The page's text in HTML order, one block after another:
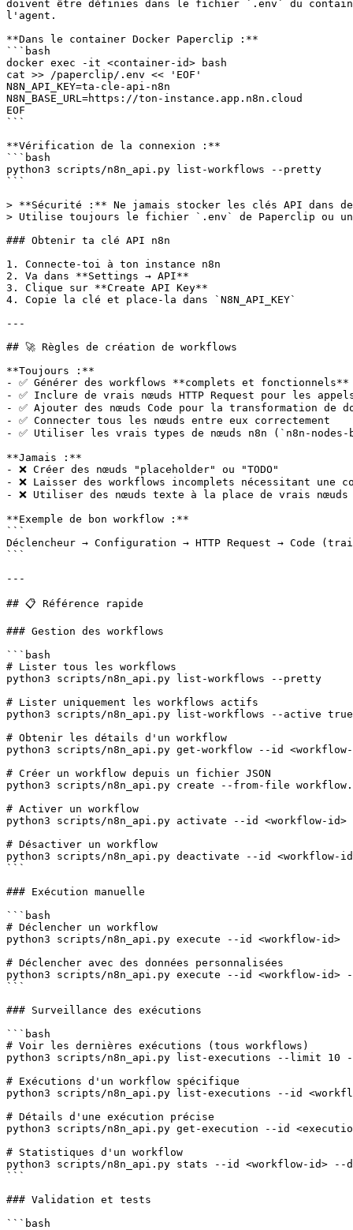
doivent être définies dans le fichier `.env` du
l'agent.
**Dans le container Docker Paperclip :**
```bash
docker exec -it <container-id> bash
cat >> /paperclip/.env << 'EOF'
N8N_API_KEY=ta-cle-api-n8n
N8N_BASE_URL=https://ton-instance.app.n8n.cloud
EOF
```
**Vérification de la connexion :**
```bash
python3 scripts/n8n_api.py list-workflows --pretty
```
> **Sécurité :** Ne jamais stocker les clés API dans
> Utilise toujours le fichier `.env` de Paperclip ou
### Obtenir ta clé API n8n
1. Connecte-toi à ton instance n8n
2. Va dans **Settings → API**
3. Clique sur **Create API Key**
4. Copie la clé et place-la dans `N8N_API_KEY`
---
## 🚀 Règles de création de workflows
**Toujours :**
- ✅ Générer des workflows **complets et
- ✅ Inclure de vrais nœuds HTTP Request pour les
- ✅ Ajouter des nœuds Code pour la transformation de
- ✅ Connecter tous les nœuds entre eux correctement
- ✅ Utiliser les vrais types de nœuds n8n (`n8n-nodes-
**Jamais :**
- ❌ Créer des nœuds "placeholder" ou "TODO"
- ❌ Laisser des workflows incomplets nécessitant une
- ❌ Utiliser des nœuds texte à la place de vrais nœuds
**Exemple de bon workflow :**
```
Déclencheur → Configuration → HTTP Request → Code
```
---
## 📋 Référence rapide
### Gestion des workflows
```bash
# Lister tous les workflows
python3 scripts/n8n_api.py list-workflows --pretty
# Lister uniquement les workflows actifs
python3 scripts/n8n_api.py list-workflows --active
# Obtenir les détails d'un workflow
python3 scripts/n8n_api.py get-workflow --id
# Créer un workflow depuis un fichier JSON
python3 scripts/n8n_api.py create --from-file
# Activer un workflow
python3 scripts/n8n_api.py activate --id <workflow-id>
# Désactiver un workflow
python3 scripts/n8n_api.py deactivate --id <workflow-
```
### Exécution manuelle
```bash
# Déclencher un workflow
python3 scripts/n8n_api.py execute --id <workflow-id>
# Déclencher avec des données personnalisées
python3 scripts/n8n_api.py execute --id <workflow-
```
### Surveillance des exécutions
```bash
# Voir les dernières exécutions (tous workflows)
python3 scripts/n8n_api.py list-executions --limit 10
# Exécutions d'un workflow spécifique
python3 scripts/n8n_api.py list-executions --id
# Détails d'une exécution précise
python3 scripts/n8n_api.py get-execution --id
# Statistiques d'un workflow
python3 scripts/n8n_api.py stats --id <workflow-id> --
```
### Validation et tests
```bash